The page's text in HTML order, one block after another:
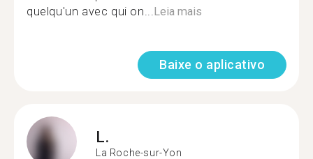
quelqu'un avec qui on...Leia mais
Baixe o aplicativo
L.
La Roche-sur-Yon